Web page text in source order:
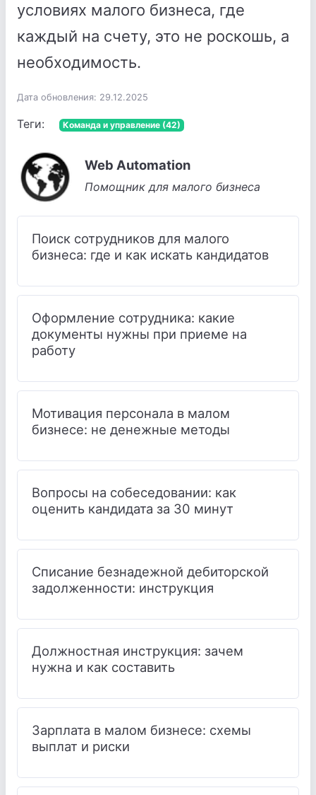
условиях малого бизнеса, где
каждый на счету, это не роскошь, а
необходимость.
Дата обновления: 29.12.2025
Теги: Команда и управление (42)
Web Automation
Помощник для малого бизнеса
Поиск сотрудников для малого
бизнеса: где и как искать кандидатов
Оформление сотрудника: какие
документы нужны при приеме на
работу
Мотивация персонала в малом
бизнесе: не денежные методы
Вопросы на собеседовании: как
оценить кандидата за 30 минут
Списание безнадежной дебиторской
задолженности: инструкция
Должностная инструкция: зачем
нужна и как составить
Зарплата в малом бизнесе: схемы
выплат и риски